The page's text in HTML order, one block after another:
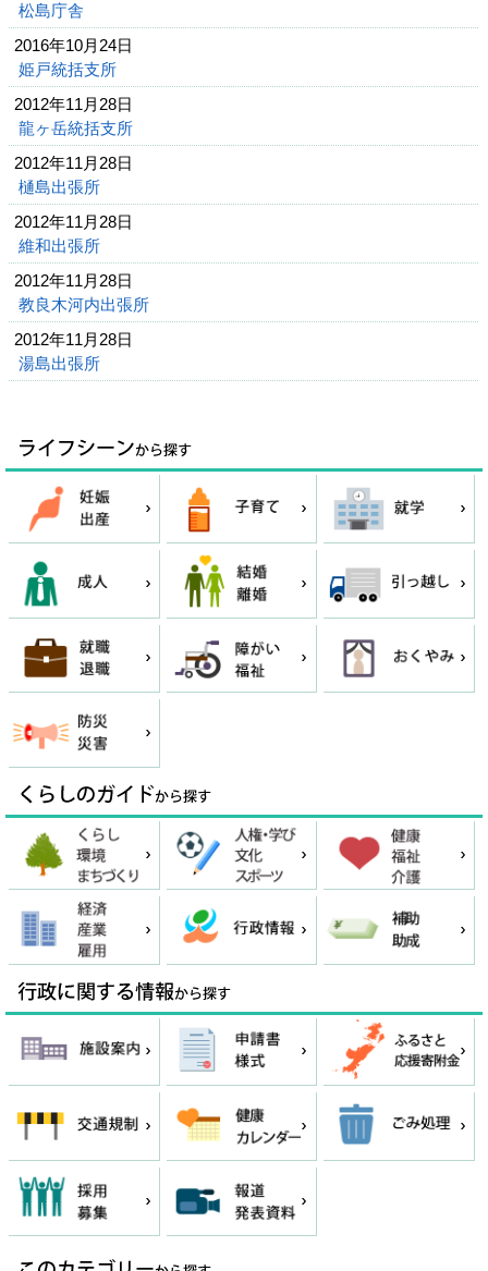
松島庁舎
2016年10月24日
姫戸統括支所
2012年11月28日
龍ヶ岳統括支所
2012年11月28日
樋島出張所
2012年11月28日
維和出張所
2012年11月28日
教良木河内出張所
2012年11月28日
湯島出張所